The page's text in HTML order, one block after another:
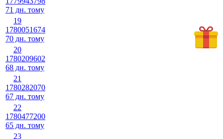
71 дн. тому
19
1780051674
70 дн. тому
20
1780209602
68 дн. тому
21
1780282070
67 дн. тому
22
1780477200
65 дн. тому
23